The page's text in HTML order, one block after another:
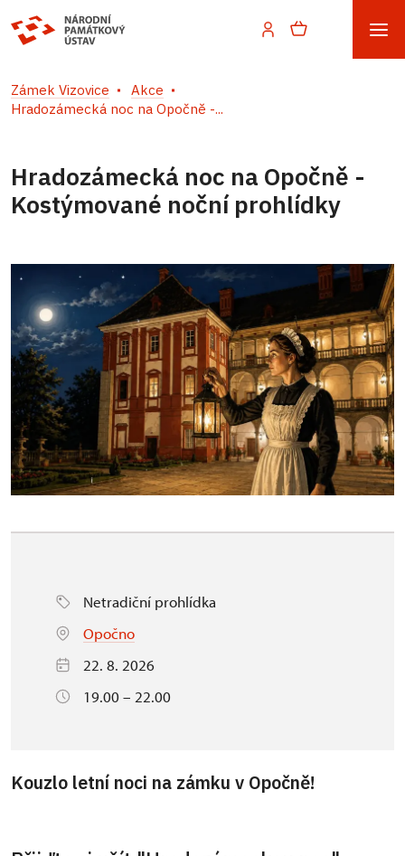
Zámek Vizovice
Akce
Hradozámecká noc na Opočně -...
Hradozámecká noc na Opočně -
Kostýmované noční prohlídky
Netradiční prohlídka
Opočno
22. 8. 2026
19.00 – 22.00
Kouzlo letní noci na zámku v Opočně!